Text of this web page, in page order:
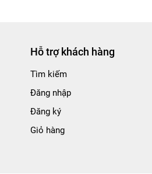
Hỗ trợ khách hàng
Tìm kiếm
Đăng nhập
Đăng ký
Giỏ hàng